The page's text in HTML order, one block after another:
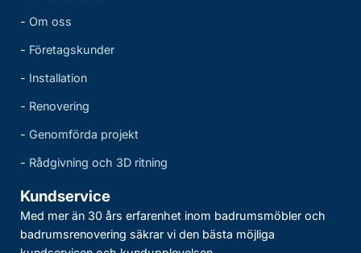
- Om oss
- Företagskunder
- Installation
- Renovering
- Genomförda projekt
- Rådgivning och 3D ritning
Kundservice
Med mer än 30 års erfarenhet inom badrumsmöbler och
badrumsrenovering säkrar vi den bästa möjliga